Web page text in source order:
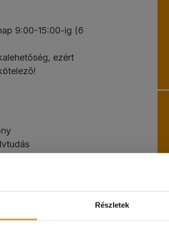
Részletek
9:00-15:00-ig (6
ezért
szóban és írásban
teljes vállalása!
tapasztalat előny
küldd el nekünk
e-mail